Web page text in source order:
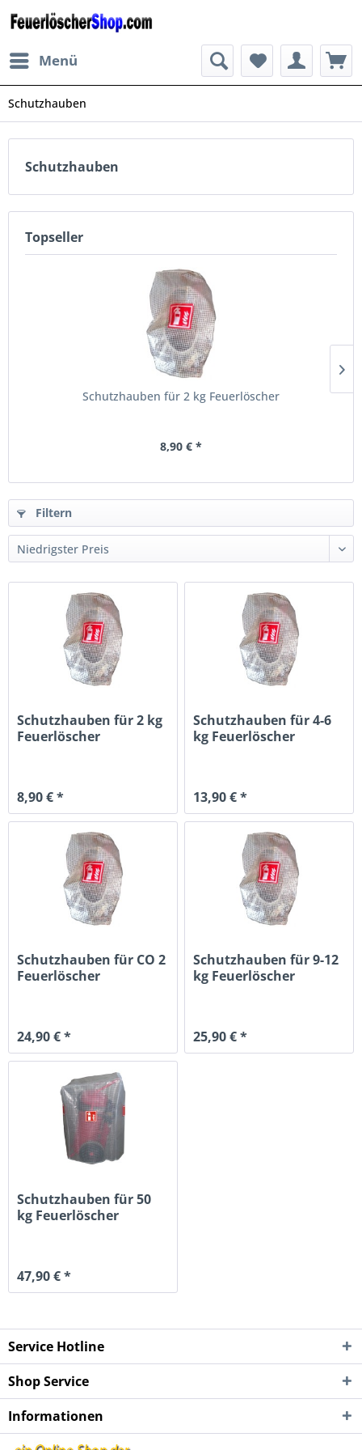
Menü
Schutzhauben
Schutzhauben
Topseller
Schutzhauben für 2 kg Feuerlöscher
8,90 € *
Filtern
Schutzhauben für 2 kg
Feuerlöscher
8,90 € *
Schutzhauben für 4-6
kg Feuerlöscher
13,90 € *
Schutzhauben für CO 2
Feuerlöscher
24,90 € *
Schutzhauben für 9-12
kg Feuerlöscher
25,90 € *
Schutzhauben für 50
kg Feuerlöscher
47,90 € *
Service Hotline
Shop Service
Informationen